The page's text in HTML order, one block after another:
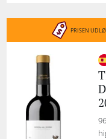
PRISEN